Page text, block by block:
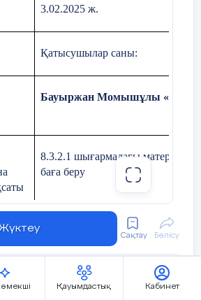
Қауымдастық Кабинет
3.02.2025 ж.
Қатысушылар саны:
Бауыржан Момышұлы «Ұшқан
8.3.2.1 шығармадағы
баға беру
шығарманың бүгінгі
құндылықтардың
Сақтау Бөлісу
ЖИ арқылы жасау